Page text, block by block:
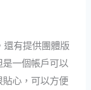
有提供團體版
一個帳戶可以
心，可以方便